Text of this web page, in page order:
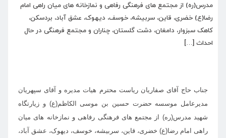
مدرس(ره) از مجتمع های فرهنگی رفاهی و نمازخانه های میان راهی امام
رضا(ع) خضری، قاین، سربیشه، خوسف، دیهوک، عشق آباد، بردسکن،
کاهک سبزوار، دامغان، دشت گلستان، چناران و مجتمع فرهنگی در حال
احداث […]
جناب حاج آقای صفاریان ریاست محترم هیات مدیره و آقای سپهریان
مدیرعامل موسسه حضرت حسین بن موسی الکاظم(ع) و زیارتگاه
شهید مدرس(ره) از مجتمع های فرهنگی رفاهی و نمازخانه های میان
راهی امام رضا(ع) خضری، قاین، سربیشه، خوسف، دیهوک، عشق آباد،